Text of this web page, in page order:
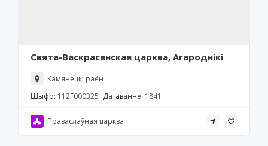
Свята-Васкрасенская царква, Агароднікі
Камянецкі раён
Шыфр: 112Г000325 Датаванне: 1841
Праваслаўная царква